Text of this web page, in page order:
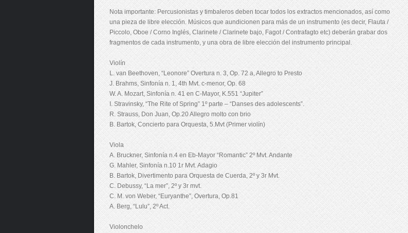
Nota importante: Percusionistas y timbaleros deben tocar todos los extractos mencionados, así como
una pieza de libre elección. Músicos que aundicionen para más de un instrumento (es decir, Flauta /
Piccolo, Oboe / Corno Inglés, Clarinete / Clarinete bajo, Fagot / Contrafagto etc) deberán grabar dos
fragmentos de cada instrumento, y una obra de libre elección del instrumento principal.
Violín
L. van Beethoven, “Leonore” Overtura n. 3, Op. 72 a, Allegro to Presto
J. Brahms, Sinfonía n. 1, 4th Mvt. c-menor, Op. 68
W. A. Mozart, Sinfonía n. 41 en C-Mayor, K.551 “Jupiter”
I. Stravinsky, “The Rite of Spring” 1º parte – “Danses des adolescents”.
R. Strauss, Don Juan, Op.20 Allegro molto con brio
B. Bartok, Concierto para Orquesta, 5.Mvt (Primer violín)
Viola
A. Bruckner, Sinfonía n.4 en Eb-Mayor “Romantic” 2º Mvt. Andante
G. Mahler, Sinfonía n.10 1r Mvt. Adagio
B. Bartok, Divertimento para Orquesta de Cuerda, 2º y 3r Mvt.
C. Debussy, “La mer”, 2º y 3r mvt.
C. M. von Weber, “Euryanthe”, Overtura, Op.81
A. Berg, “Lulu”, 2º Act.
Violonchelo